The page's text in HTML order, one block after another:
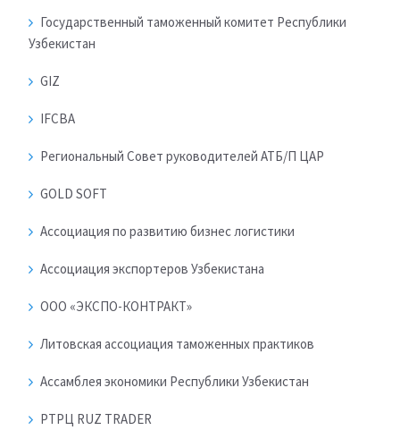
Государственный таможенный комитет Республики
Узбекистан
GIZ
IFCBA
Региональный Совет руководителей АТБ/П ЦАР
GOLD SOFT
Ассоциация по развитию бизнес логистики
Ассоциация экспортеров Узбекистана
ООО «ЭКСПО-КОНТРАКТ»
Литовская ассоциация таможенных практиков
Ассамблея экономики Республики Узбекистан
РТРЦ RUZ TRADER